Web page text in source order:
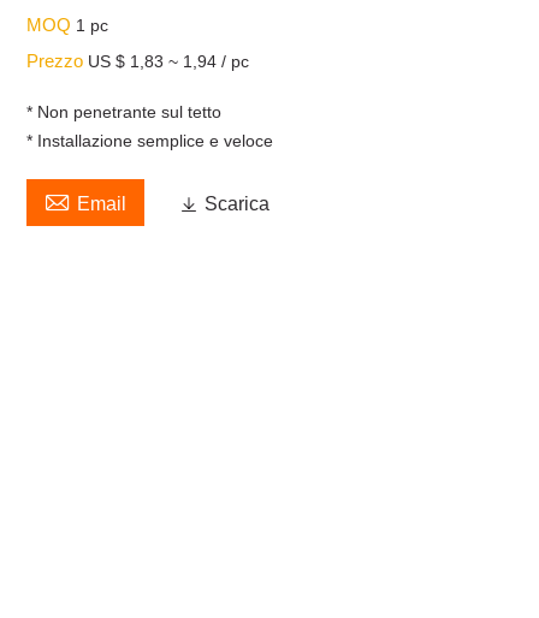
MOQ 1 pc
Prezzo US $ 1,83 ~ 1,94 / pc
* Non penetrante sul tetto
* Installazione semplice e veloce
 Email  Scarica